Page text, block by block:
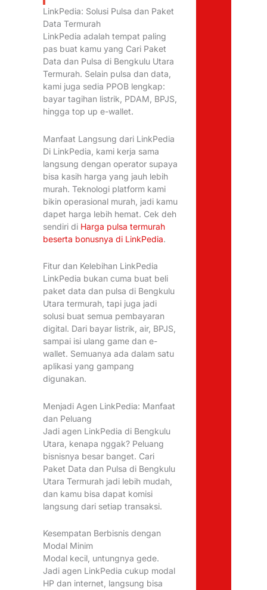
LinkPedia: Solusi Pulsa dan Paket
Data Termurah
LinkPedia adalah tempat paling
pas buat kamu yang Cari Paket
Data dan Pulsa di Bengkulu Utara
Termurah. Selain pulsa dan data,
kami juga sedia PPOB lengkap:
bayar tagihan listrik, PDAM, BPJS,
hingga top up e-wallet.
Manfaat Langsung dari LinkPedia
Di LinkPedia, kami kerja sama
langsung dengan operator supaya
bisa kasih harga yang jauh lebih
murah. Teknologi platform kami
bikin operasional murah, jadi kamu
dapet harga lebih hemat. Cek deh
sendiri di Harga pulsa termurah
beserta bonusnya di LinkPedia.
Fitur dan Kelebihan LinkPedia
LinkPedia bukan cuma buat beli
paket data dan pulsa di Bengkulu
Utara termurah, tapi juga jadi
solusi buat semua pembayaran
digital. Dari bayar listrik, air, BPJS,
sampai isi ulang game dan e-
wallet. Semuanya ada dalam satu
aplikasi yang gampang
digunakan.
Menjadi Agen LinkPedia: Manfaat
dan Peluang
Jadi agen LinkPedia di Bengkulu
Utara, kenapa nggak? Peluang
bisnisnya besar banget. Cari
Paket Data dan Pulsa di Bengkulu
Utara Termurah jadi lebih mudah,
dan kamu bisa dapat komisi
langsung dari setiap transaksi.
Kesempatan Berbisnis dengan
Modal Minim
Modal kecil, untungnya gede.
Jadi agen LinkPedia cukup modal
HP dan internet, langsung bisa